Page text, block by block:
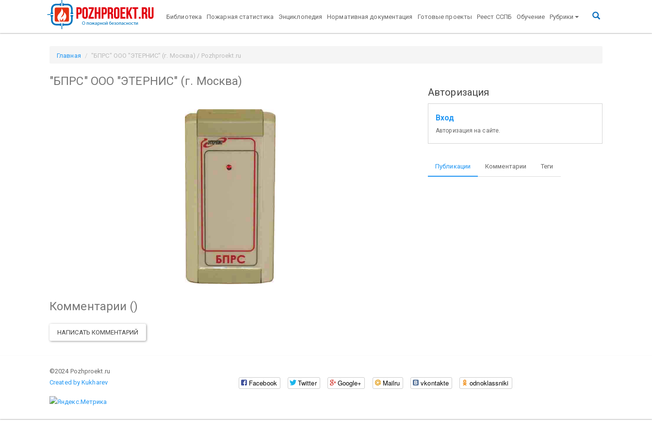
Библиотека Пожарная статистика Энциклопедия Нормативная документация Готовые проекты Реест ССПБ Обучение Рубрики
Главная "БПРС" ООО "ЭТЕРНИС" (г. Москва) / Pozhproekt.ru
"БПРС" ООО "ЭТЕРНИС" (г. Москва)
Комментарии ()
НАПИСАТЬ КОММЕНТАРИЙ
Авторизация
Вход
Авторизация на сайте.
Публикации Комментарии Теги
©2024 Pozhproekt.ru
Created by Kukharev
Facebook Twitter Google+ Mailru vkontakte odnoklassniki